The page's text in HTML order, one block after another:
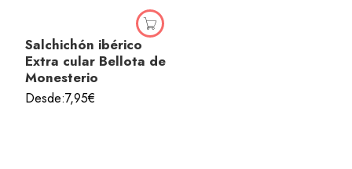
Salchichón ibérico
Extra cular Bellota de
Monesterio
Desde:7,95€